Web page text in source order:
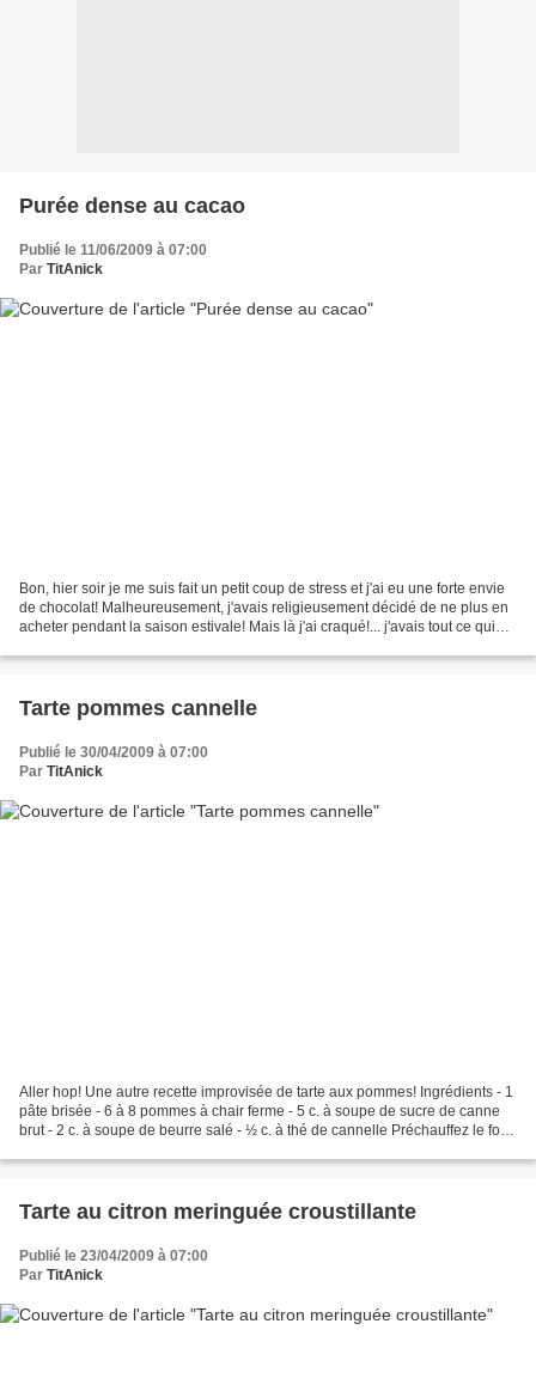
Purée dense au cacao
Publié le 11/06/2009 à 07:00
Par TitAnick
Bon, hier soir je me suis fait un petit coup de stress et j'ai eu une forte envie
de chocolat! Malheureusement, j'avais religieusement décidé de ne plus en
acheter pendant la saison estivale! Mais là j'ai craqué!... j'avais tout ce qui
Tarte pommes cannelle
Publié le 30/04/2009 à 07:00
Par TitAnick
Aller hop! Une autre recette improvisée de tarte aux pommes! Ingrédients - 1
pâte brisée - 6 à 8 pommes à chair ferme - 5 c. à soupe de sucre de canne
brut - 2 c. à soupe de beurre salé - ½ c. à thé de cannelle Préchauffez le four
Tarte au citron meringuée croustillante
Publié le 23/04/2009 à 07:00
Par TitAnick